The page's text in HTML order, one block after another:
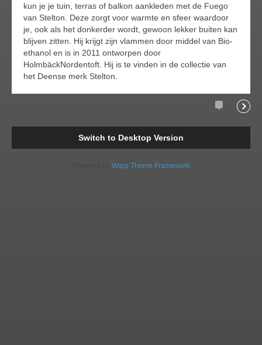
kun je je tuin, terras of balkon aankleden met de Fuego
van Stelton. Deze zorgt voor warmte en sfeer waardoor
je, ook als het donkerder wordt, gewoon lekker buiten kan
blijven zitten. Hij krijgt zijn vlammen door middel van Bio-
ethanol en is in 2011 ontworpen door
HolmbäckNordentoft. Hij is te vinden in de collectie van
het Deense merk Stelton.
Comments
Switch to Desktop Version
Warp Theme Framework